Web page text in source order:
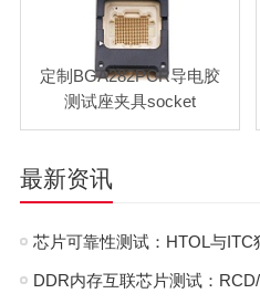
定制BGA282PCR导电胶
测试座夹具socket
最新资讯